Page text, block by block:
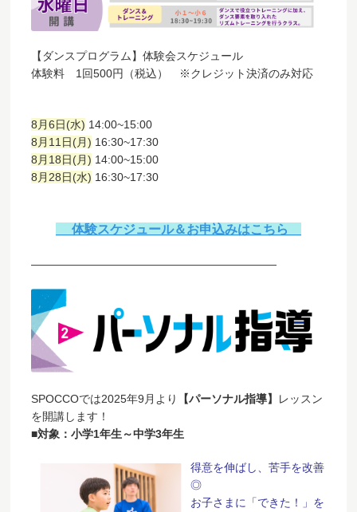
【ダンスプログラム】体験会スケジュール
体験料 1回500円（税込） ※クレジット決済のみ対応
8月6日(水) 14:00~15:00
8月11日(月) 16:30~17:30
8月18日(月) 14:00~15:00
8月28日(水) 16:30~17:30
体験スケジュール＆お申込みはこちら
——————————————————————
SPOCCOでは2025年9月より 【パーソナル指導】
レッスン
を開講します！
■対象：小学1年生～中学3年生
得意を伸ばし、苦手を改善
◎
お子さまに「できた！」を